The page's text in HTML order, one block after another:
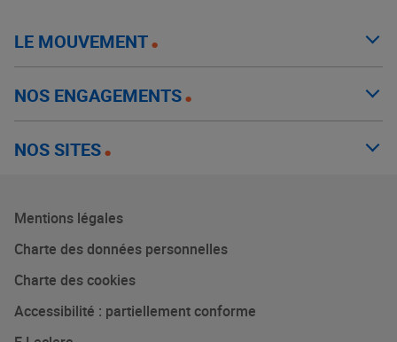
LE MOUVEMENT
NOS ENGAGEMENTS
NOS SITES
Mentions légales
Charte des données personnelles
Charte des cookies
Accessibilité : partiellement conforme